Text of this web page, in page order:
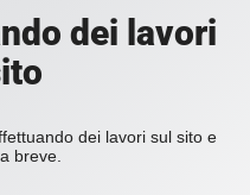
dei lavori
dei lavori sul sito e
breve.